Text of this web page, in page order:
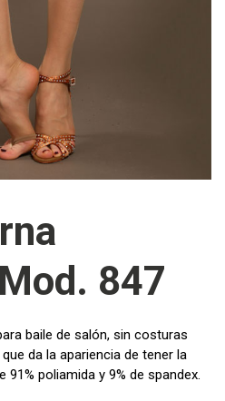
847
baile de salón, sin costuras
da la apariencia de tener la
91% poliamida y 9% de spandex.